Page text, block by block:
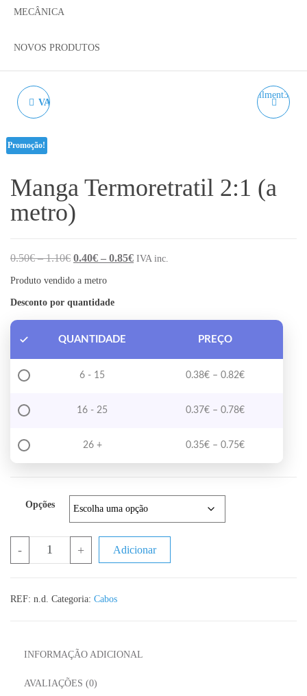
MECÂNICA
NOVOS PRODUTOS
VARÃO LISO PARA AM8
Promoção!
Manga Termoretratil 2:1 (a
metro)
0.50€ – 1.10€Price range: 0.50€ through 1.10€
0.40€ – 0.85€Price range: 0.40€ through 0.85€
IVA inc.
Produto vendido a metro
Desconto por quantidade
QUANTIDADE PREÇO
6 - 15 0.38€ – 0.82€Price range:
16 - 25 0.37€ – 0.78€Price range:
26 + 0.35€ – 0.75€Price range:
Opções
- + Adicionar
REF: n.d. Categoria: Cabos
INFORMAÇÃO ADICIONAL
AVALIAÇÕES (0)